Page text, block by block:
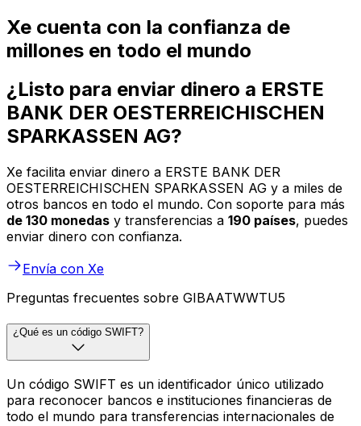
Xe cuenta con la confianza de
millones en todo el mundo
¿Listo para enviar dinero a ERSTE
BANK DER OESTERREICHISCHEN
SPARKASSEN AG?
Xe facilita enviar dinero a ERSTE BANK DER
OESTERREICHISCHEN SPARKASSEN AG y a miles de
otros bancos en todo el mundo. Con soporte para más
de 130 monedas y transferencias a 190 países, puedes
enviar dinero con confianza.
Envía con Xe
Preguntas frecuentes sobre GIBAATWWTU5
¿Qué es un código SWIFT?
Un código SWIFT es un identificador único utilizado
para reconocer bancos e instituciones financieras de
todo el mundo para transferencias internacionales de